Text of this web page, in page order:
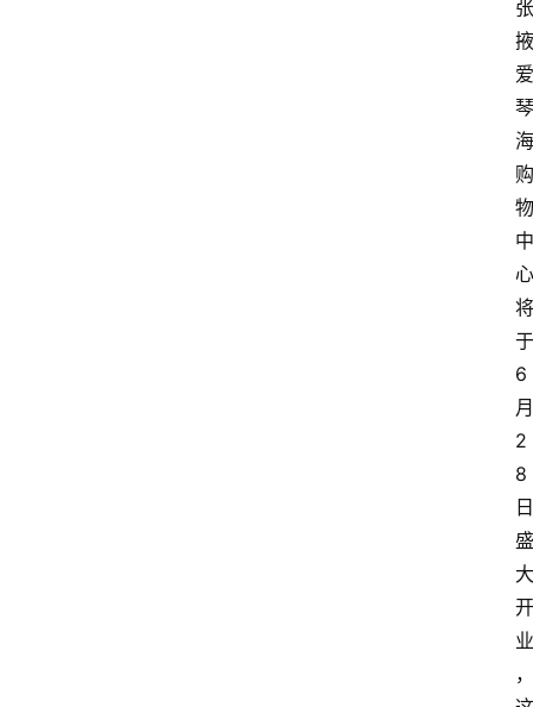
张
掖
爱
琴
海
购
物
中
心
将
于
6
月
2
8
日
盛
大
开
业
，